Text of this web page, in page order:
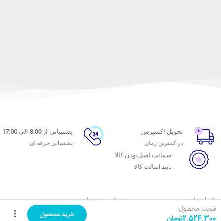
قیمت محصول: خرید محصول
تحویل اکسپرس
در کمترین زمان
پشتیبانی از 8:00 الی 17:00
پشتیبانی حرفه ای
ضمانت اصل‌بودن کالا
تایید اصالت کالا
با ماه خانوم
اتاق خبر ماه خانوم
خدمات مشتریان
پاسخ به پرسش‌های متداول